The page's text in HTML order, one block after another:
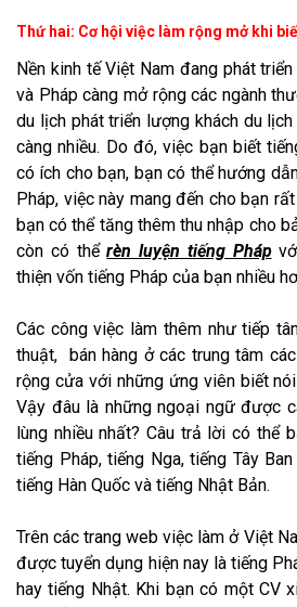
Thứ hai: Cơ hội việc làm rộng mở khi
Nền kinh tế Việt Nam đang phát
và Pháp càng mở rộng các ngành
du lịch phát triển lượng khách du
càng nhiều. Do đó, việc bạn biết
có ích cho bạn, bạn có thể hướng
Pháp, việc này mang đến cho bạn
bạn có thể tăng thêm thu nhập cho
còn có thểrèn luyện tiếng Pháp
thiện vốn tiếng Pháp của bạn nhiều
Các công việc làm thêm như tiếp
thuật, bán hàng ở các trung tâm
rộng cửa với những ứng viên biết
Vậy đâu là những ngoại ngữ được
lùng nhiều nhất? Câu trả lời có thể
tiếng Pháp, tiếng Nga, tiếng Tây
tiếng Hàn Quốc và tiếng Nhật Bản.
Trên các trang web việc làm ở Việt
được tuyển dụng hiện nay là tiếng
hay tiếng Nhật. Khi bạn có một CV